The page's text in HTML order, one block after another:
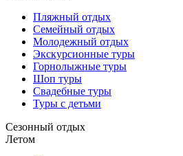
Пляжный отдых
Семейный отдых
Молодежный отдых
Экскурсионные туры
Горнолыжные туры
Шоп туры
Свадебные туры
Туры с детьми
Сезонный отдых
Летом